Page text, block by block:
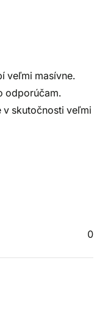
veľmi masívne.
odporúčam.
v skutočnosti veľmi
0